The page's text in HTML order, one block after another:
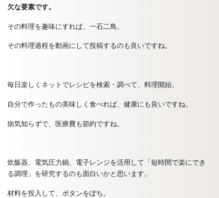
欠な要素です。
その料理を趣味にすれば、一石二鳥。
その料理過程を動画にして投稿するのも良いですね。
毎日楽しくネットでレシピを検索・調べて、料理開始。
自分で作ったもの美味しく食べれば、健康にも良いですね。
病気知らずで、医療費も節約ですね。
炊飯器、電気圧力鍋、電子レンジを活用して「短時間で楽にでき
る調理」を研究するのも面白いかと思います。
材料を投入して、ボタンをぽち。